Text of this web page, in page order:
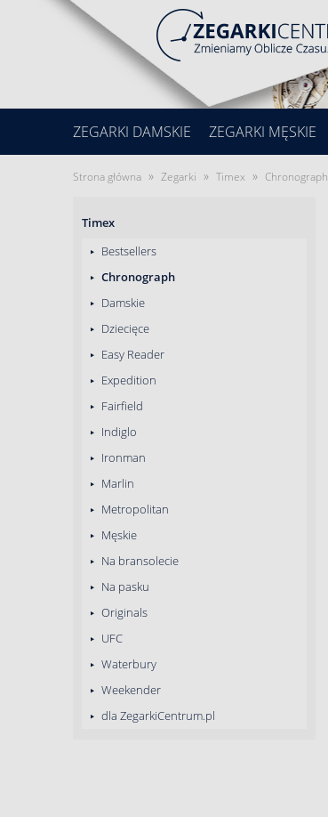
ZEGARKI DAMSKIE ZEGARKI MĘSKIE
Strona główna » Zegarki » Timex » Chronograph
Timex
Bestsellers
Chronograph
Damskie
Dziecięce
Easy Reader
Expedition
Fairfield
Indiglo
Ironman
Marlin
Metropolitan
Męskie
Na bransolecie
Na pasku
Originals
UFC
Waterbury
Weekender
dla ZegarkiCentrum.pl